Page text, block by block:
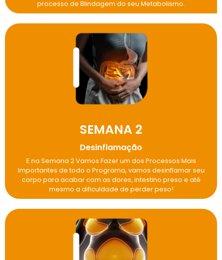
processo de Blindagem do seu Metabolismo.
SEMANA 2
Desinflamação
E na Semana 2 Vamos Fazer um dos Processos Mais
Importantes de todo o Programa, vamos desinflamar seu
corpo para acabar com as dores, intestino preso e até
mesmo a dificuldade de perder peso!